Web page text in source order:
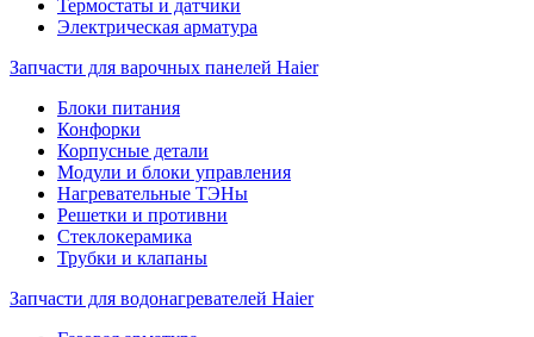
Термостаты и датчики
Электрическая арматура
Запчасти для варочных панелей Haier
Блоки питания
Конфорки
Корпусные детали
Модули и блоки управления
Нагревательные ТЭНы
Решетки и противни
Стеклокерамика
Трубки и клапаны
Запчасти для водонагревателей Haier